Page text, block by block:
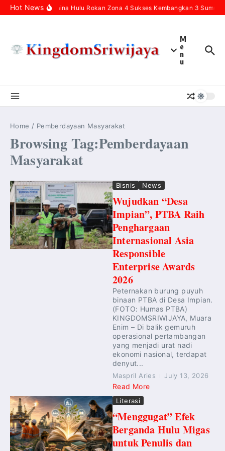
Skip to content
Hot NewsPertamina Hulu Rokan Zona 4 Sukses Kembangkan 3 Sumur
M
e
n
u
Home / Pemberdayaan Masyarakat
Browsing Tag:Pemberdayaan
Masyarakat
Bisnis News
Wujudkan “Desa
Impian”, PTBA Raih
Penghargaan
Internasional Asia
Responsible
Enterprise Awards
2026
Peternakan burung puyuh
binaan PTBA di Desa Impian.
(FOTO: Humas PTBA)
KINGDOMSRIWIJAYA, Muara
Enim – Di balik gemuruh
operasional pertambangan
yang menjadi urat nadi
ekonomi nasional, terdapat
denyut...
Maspril Aries July 13, 2026
Read More
Literasi
“Menggugat” Efek
Berganda Hulu Migas
untuk Penulis dan